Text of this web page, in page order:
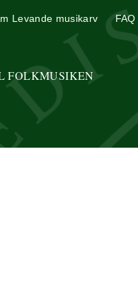
FOLKMUSIKEN
Levande musikarv FAQ